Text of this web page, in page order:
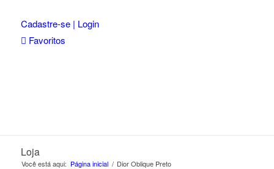
Cadastre-se | Login
Favoritos
Loja
Você está aqui: Página inicial / Dior Oblique Preto